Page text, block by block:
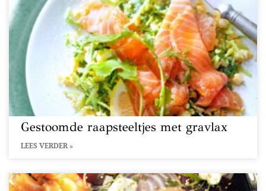
Gestoomde raapsteeltjes met gravlax
LEES VERDER »